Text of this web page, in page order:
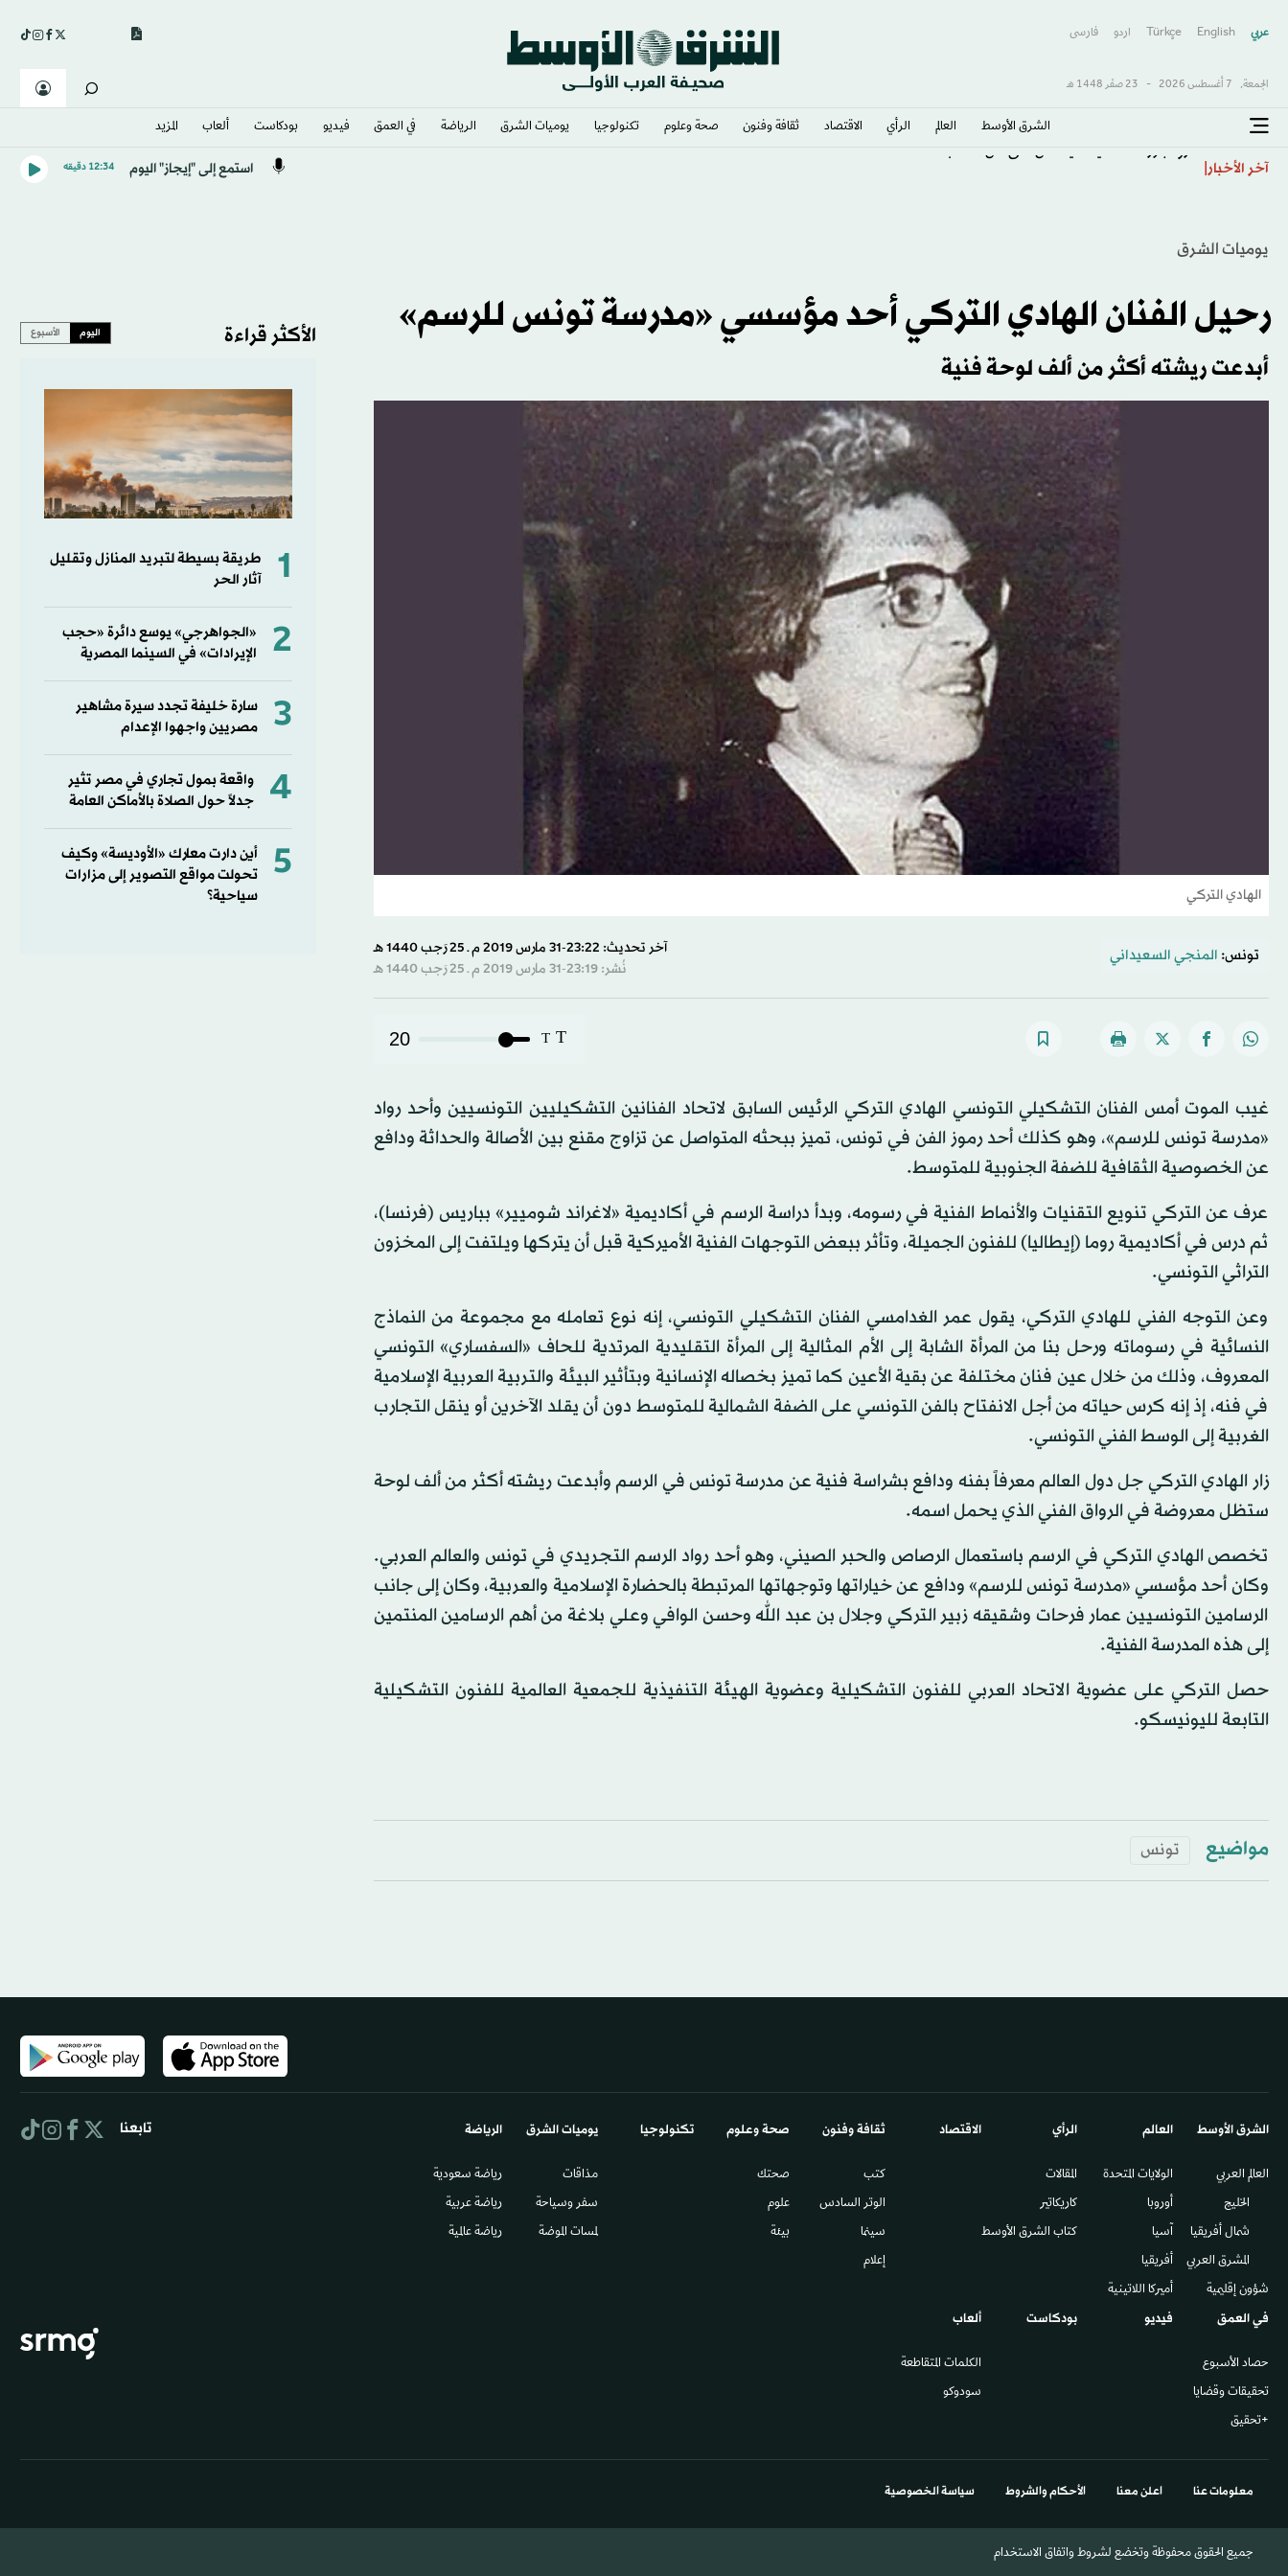
عربي English
Türkçe اردو فارسى
الجمعة, 7 أغسطس 2026 - 23 صفَر 1448 هـ
الشرق الأوسط​ العالم الرأي الاقتصاد ثقافة وفنون صحة وعلوم تكنولوجيا يوميات الشرق​ الرياضة في العمق فيديو بودكاست ألعاب المزيد
آخر الأخبار استمع إلى "إيجاز" اليوم 12:34 دقيقه
يوميات الشرق
رحيل الفنان الهادي التركي أحد مؤسسي «مدرسة تونس للرسم»
أبدعت ريشته أكثر من ألف لوحة فنية
الهادي التركي
تونس: المنجي السعيداني
آخر تحديث: 23:22-31 مارس 2019 م ـ 25 رَجب 1440 هـ
نُشر: 23:19-31 مارس 2019 م ـ 25 رَجب 1440 هـ
T
T
20
غيب الموت أمس الفنان التشكيلي التونسي الهادي التركي الرئيس السابق لاتحاد الفنانين التشكيليين التونسيين وأحد رواد
«مدرسة تونس للرسم»، وهو كذلك أحد رموز الفن في تونس، تميز ببحثه المتواصل عن تزاوج مقنع بين الأصالة والحداثة ودافع
عن الخصوصية الثقافية للضفة الجنوبية للمتوسط.
عرف عن التركي تنويع التقنيات والأنماط الفنية في رسومه، وبدأ دراسة الرسم في أكاديمية «لاغراند شوميير» بباريس (فرنسا)،
ثم درس في أكاديمية روما (إيطاليا) للفنون الجميلة، وتأثر ببعض التوجهات الفنية الأميركية قبل أن يتركها ويلتفت إلى المخزون
التراثي التونسي.
وعن التوجه الفني للهادي التركي، يقول عمر الغدامسي الفنان التشكيلي التونسي، إنه نوع تعامله مع مجموعة من النماذج
النسائية في رسوماته ورحل بنا من المرأة الشابة إلى الأم المثالية إلى المرأة التقليدية المرتدية للحاف «السفساري» التونسي
المعروف، وذلك من خلال عين فنان مختلفة عن بقية الأعين كما تميز بخصاله الإنسانية وبتأثير البيئة والتربية العربية الإسلامية
في فنه، إذ إنه كرس حياته من أجل الانفتاح بالفن التونسي على الضفة الشمالية للمتوسط دون أن يقلد الآخرين أو ينقل التجارب
الغربية إلى الوسط الفني التونسي.
زار الهادي التركي جل دول العالم معرفاً بفنه ودافع بشراسة فنية عن مدرسة تونس في الرسم وأبدعت ريشته أكثر من ألف لوحة
ستظل معروضة في الرواق الفني الذي يحمل اسمه.
تخصص الهادي التركي في الرسم باستعمال الرصاص والحبر الصيني، وهو أحد رواد الرسم التجريدي في تونس والعالم العربي.
وكان أحد مؤسسي «مدرسة تونس للرسم» ودافع عن خياراتها وتوجهاتها المرتبطة بالحضارة الإسلامية والعربية، وكان إلى جانب
الرسامين التونسيين عمار فرحات وشقيقه زبير التركي وجلال بن عبد الله وحسن الوافي وعلي بلاغة من أهم الرسامين المنتمين
إلى هذه المدرسة الفنية.
حصل التركي على عضوية الاتحاد العربي للفنون التشكيلية وعضوية الهيئة التنفيذية للجمعية العالمية للفنون التشكيلية
التابعة لليونيسكو.
مواضيع تونس
الأكثر قراءة اليوم الأسبوع
1
طريقة بسيطة لتبريد المنازل وتقليل
آثار الحر
2
«الجواهرجي» يوسع دائرة «حجب
الإيرادات» في السينما المصرية
3
سارة خليفة تجدد سيرة مشاهير
مصريين واجهوا الإعدام
4
واقعة بمول تجاري في مصر تثير
جدلاً حول الصلاة بالأماكن العامة
5
أين دارت معارك «الأوديسة» وكيف
تحولت مواقع التصوير إلى مزارات
سياحية؟
الشرق الأوسط​
العالم العربي
الخليج
شمال أفريقيا
المشرق العربي
شؤون إقليمية
العالم
الولايات المتحدة
أوروبا
آسيا
أفريقيا
أميركا اللاتينية
الرأي
المقالات
كاريكاتير
كتاب الشرق الأوسط
الاقتصاد ثقافة وفنون
كتب
الوتر السادس​
سينما
إعلام
صحة وعلوم
صحتك
علوم
بيئة
تكنولوجيا يوميات الشرق​
مذاقات
سفر وسياحة
لمسات الموضة
الرياضة
رياضة سعودية
رياضة عربية
رياضة عالمية
في العمق
حصاد الأسبوع
تحقيقات وقضايا
+تحقيق
فيديو بودكاست ألعاب
الكلمات المتقاطعة
سودوكو
تابعنا
معلومات عنا اعلن معنا الأحكام والشروط سياسة الخصوصية
جميع الحقوق محفوظة وتخضع لشروط واتفاق الاستخدام